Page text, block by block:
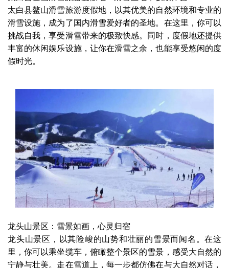
太白县鳌山滑雪旅游度假地，以其优美的自然环境和专业的
滑雪设施，成为了国内滑雪爱好者的圣地。在这里，你可以
挑战自我，享受滑雪带来的极致快感。同时，度假地还提供
丰富的休闲娱乐设施，让你在滑雪之余，也能享受悠闲的度
假时光。
龙头山景区：雪景如画，心灵归宿
龙头山景区，以其险峻的山势和壮丽的雪景而闻名。在这
里，你可以乘坐缆车，俯瞰整个景区的雪景，感受大自然的
宁静与壮美。走在雪道上，每一步都仿佛在与大自然对话，